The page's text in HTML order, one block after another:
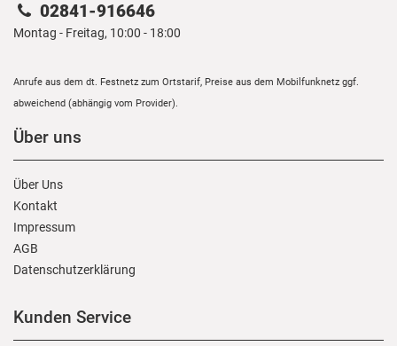
02841-916646
Montag - Freitag, 10:00 - 18:00
Anrufe aus dem dt. Festnetz zum Ortstarif, Preise aus dem Mobilfunknetz ggf.
abweichend (abhängig vom Provider).
Über uns
Über Uns
Kontakt
Impressum
AGB
Daten­schutz­erklärung
Kunden Service